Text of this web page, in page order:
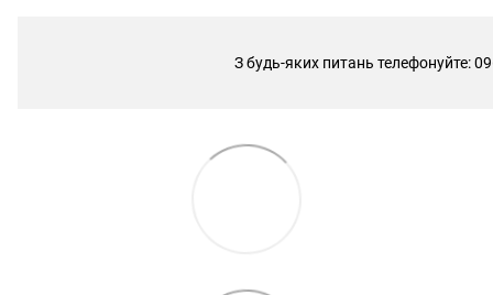
З будь-яких питань телефонуйте: